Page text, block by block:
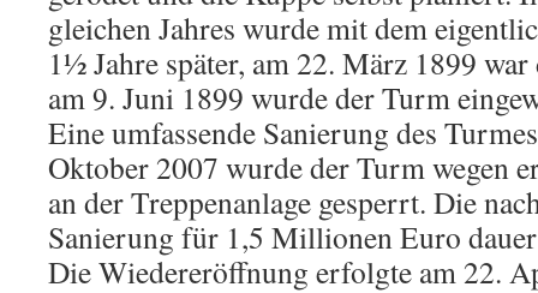
gleichen Jahres wurde mit dem
1½ Jahre später, am 22. März 1899
am 9. Juni 1899 wurde der Turm
Eine umfassende Sanierung des
Oktober 2007 wurde der Turm wegen
an der Treppenanlage gesperrt. Die
Sanierung für 1,5 Millionen Euro
Die Wiedereröffnung erfolgte am 22.